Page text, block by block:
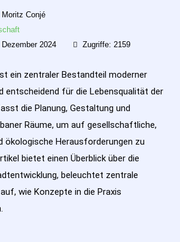
Moritz Conjé
2024
Zugriffe: 2159
ein zentraler Bestandteil moderner
entscheidend für die Lebensqualität der
die Planung, Gestaltung und
Räume, um auf gesellschaftliche,
ökologische Herausforderungen zu
bietet einen Überblick über die
beleuchtet zentrale
wie Konzepte in die Praxis